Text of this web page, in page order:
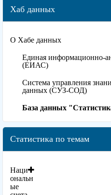
Хаб данных
О Хабе данных
Единая информационно-
(ЕИАС)
Система управления
данных (СУЗ-СОД)
База данных
Статистика по темам
Наци
ональн
ые